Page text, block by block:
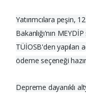
Yatırımcılara peşin,
Bakanlığı'nın
TÜİOSB'den yapılan
ödeme seçeneği
Depreme dayanıklı